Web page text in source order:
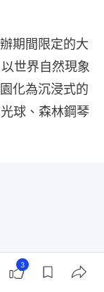
期間限定的大
世界自然現象
化為沉浸式的
球、森林鋼琴
3